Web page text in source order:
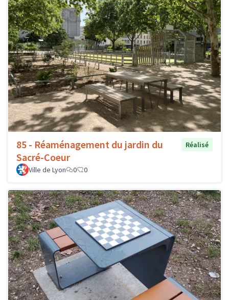
85 - Réaménagement du jardin du
Sacré-Coeur
Réalisé
Ville de Lyon 0 0